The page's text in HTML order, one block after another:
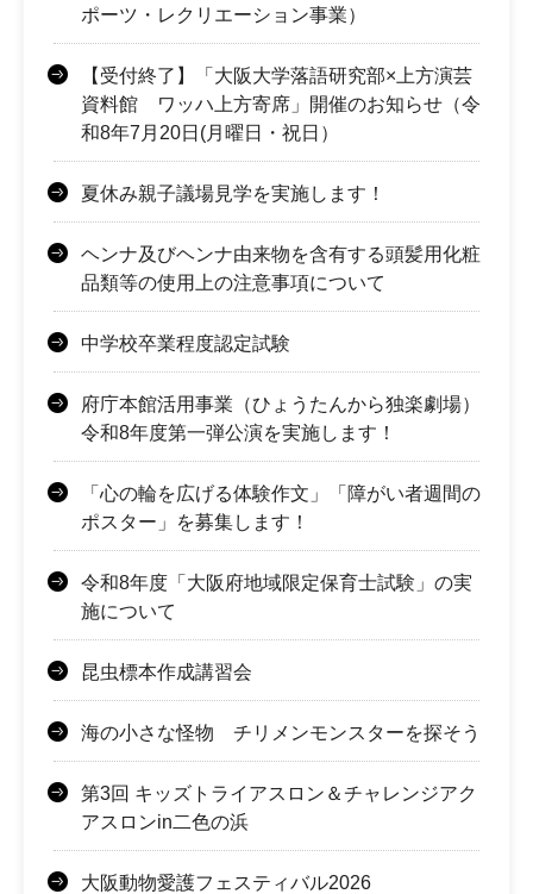
ポーツ・レクリエーション事業）
【受付終了】「大阪大学落語研究部×上方演芸
資料館 ワッハ上方寄席」開催のお知らせ（令
和8年7月20日(月曜日・祝日）
夏休み親子議場見学を実施します！
ヘンナ及びヘンナ由来物を含有する頭髪用化粧
品類等の使用上の注意事項について
中学校卒業程度認定試験
府庁本館活用事業（ひょうたんから独楽劇場）
令和8年度第一弾公演を実施します！
「心の輪を広げる体験作文」「障がい者週間の
ポスター」を募集します！
令和8年度「大阪府地域限定保育士試験」の実
施について
昆虫標本作成講習会
海の小さな怪物 チリメンモンスターを探そう
第3回 キッズトライアスロン＆チャレンジアク
アスロンin二色の浜
大阪動物愛護フェスティバル2026